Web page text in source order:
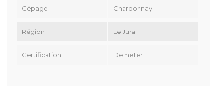
Cépage Chardonnay
Région Le Jura
Certification Demeter